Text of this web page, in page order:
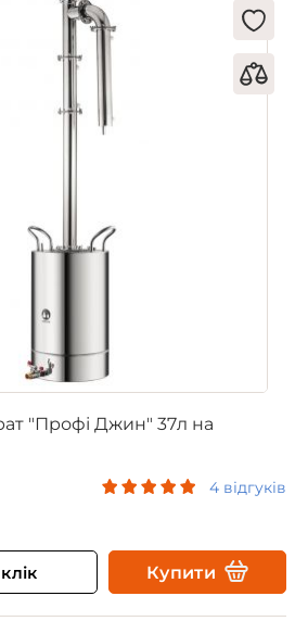
"Профі Джин" 37л на
4 відгуків
Купити